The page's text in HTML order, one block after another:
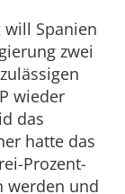
Spanien
zwei
wieder
das
hatte das
Prozent-
werden und